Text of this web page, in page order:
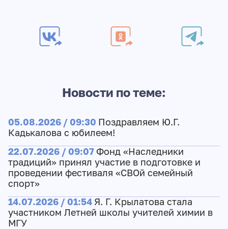
Новости по теме:
05.08.2026 / 09:30 Поздравляем Ю.Г.
Кадькалова с юбилеем!
22.07.2026 / 09:07 Фонд «Наследники
традиций» принял участие в подготовке и
проведении фестиваля «СВОй семейный
спорт»
14.07.2026 / 01:54 Я. Г. Крылатова стала
участником Летней школы учителей химии в
МГУ